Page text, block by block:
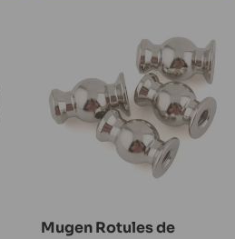
Mugen Rotules de